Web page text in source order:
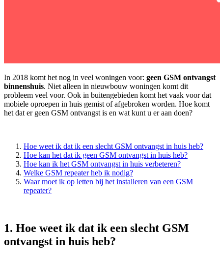
In 2018 komt het nog in veel woningen voor: geen GSM ontvangst
binnenshuis. Niet alleen in nieuwbouw woningen komt dit
probleem veel voor. Ook in buitengebieden komt het vaak voor dat
mobiele oproepen in huis gemist of afgebroken worden. Hoe komt
het dat er geen GSM ontvangst is en wat kunt u er aan doen?
Hoe weet ik dat ik een slecht GSM ontvangst in huis heb?
Hoe kan het dat ik geen GSM ontvangst in huis heb?
Hoe kan ik het GSM ontvangst in huis verbeteren?
Welke GSM repeater heb ik nodig?
Waar moet ik op letten bij het installeren van een GSM
repeater?
1. Hoe weet ik dat ik een slecht GSM
ontvangst in huis heb?